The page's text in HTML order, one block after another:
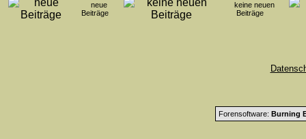
neue
Beiträge
keine neuen
Beiträge
Forensoftware: Burning